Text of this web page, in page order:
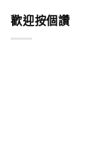
歡迎按個讚